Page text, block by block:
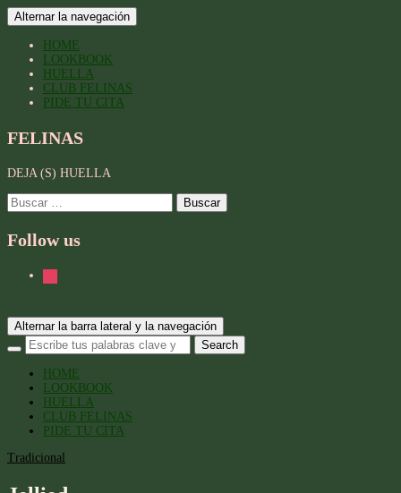
Alternar la navegación
HOME
LOOKBOOK
HUELLA
CLUB FELINAS
PIDE TU CITA
FELINAS
DEJA (S) HUELLA
Buscar:
Follow us
Alternar la barra lateral y la navegación
HOME
LOOKBOOK
HUELLA
CLUB FELINAS
PIDE TU CITA
Tradicional